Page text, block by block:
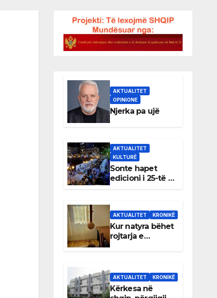
AKTUALITET
OPINIONE
Njerka pa ujë
AKTUALITET
KULTURË
Sonte hapet
edicioni i 25-të i
Panairit të Librit
AKTUALITET KRONIKË
Kur natyra bëhet
rojtarja e
dhomës së
AKTUALITET KRONIKË
Kërkesa në